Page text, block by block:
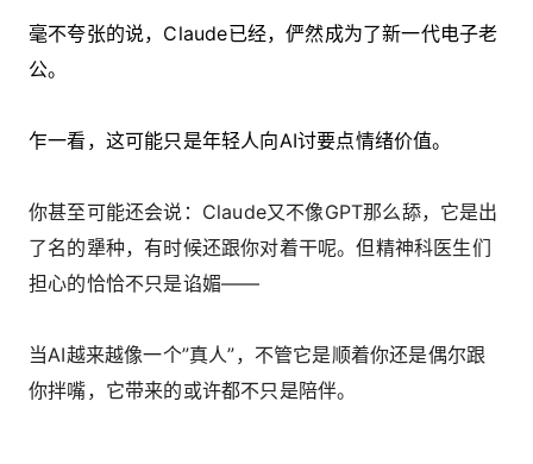
毫不夸张的说，Claude已经，俨然成为了新一代电子老
公。
乍一看，这可能只是年轻人向AI讨要点情绪价值。
你甚至可能还会说：Claude又不像GPT那么舔，它是出
了名的犟种，有时候还跟你对着干呢。但精神科医生们
担心的恰恰不只是谄媚——
当AI越来越像一个”真人”，不管它是顺着你还是偶尔跟
你拌嘴，它带来的或许都不只是陪伴。